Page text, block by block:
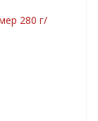
280 г/